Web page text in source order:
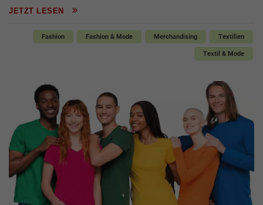
JETZT LESEN
Fashion Fashion & Mode Merchandising Textilien
Textil & Mode